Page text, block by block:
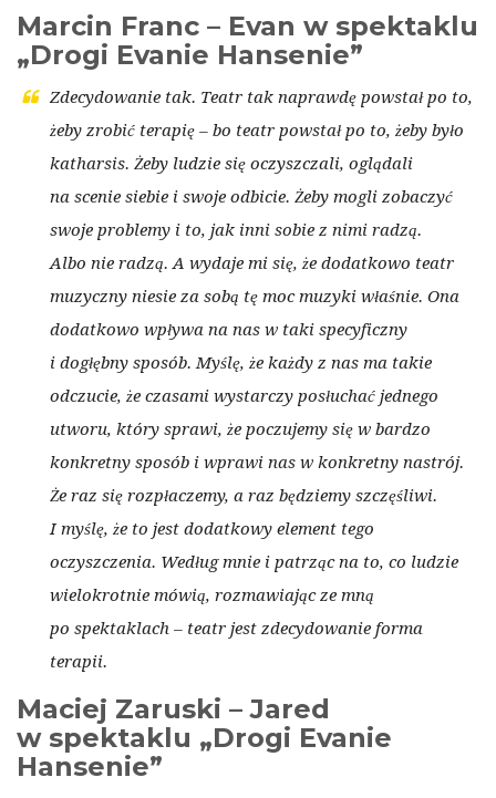
Marcin Franc – Evan w spektaklu
„Drogi Evanie Hansenie”
Zdecydowanie tak. Teatr tak naprawdę powstał po to,
żeby zrobić terapię – bo teatr powstał po to, żeby było
katharsis. Żeby ludzie się oczyszczali, oglądali
na scenie siebie i swoje odbicie. Żeby mogli zobaczyć
swoje problemy i to, jak inni sobie z nimi radzą.
Albo nie radzą. A wydaje mi się, że dodatkowo teatr
muzyczny niesie za sobą tę moc muzyki właśnie. Ona
dodatkowo wpływa na nas w taki specyficzny
i dogłębny sposób. Myślę, że każdy z nas ma takie
odczucie, że czasami wystarczy posłuchać jednego
utworu, który sprawi, że poczujemy się w bardzo
konkretny sposób i wprawi nas w konkretny nastrój.
Że raz się rozpłaczemy, a raz będziemy szczęśliwi.
I myślę, że to jest dodatkowy element tego
oczyszczenia. Według mnie i patrząc na to, co ludzie
wielokrotnie mówią, rozmawiając ze mną
po spektaklach – teatr jest zdecydowanie forma
terapii.
Maciej Zaruski – Jared
w spektaklu „Drogi Evanie
Hansenie”